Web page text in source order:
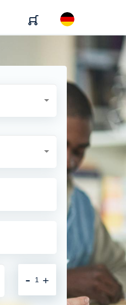
+
-